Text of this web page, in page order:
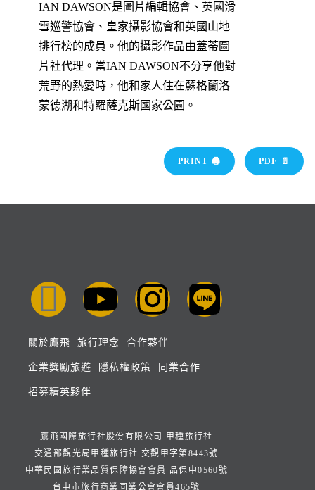
IAN DAWSON是圖片編輯協會、英國滑
雪巡警協會、皇家攝影協會和英國山地
排行榜的成員。他的攝影作品由蓋蒂圖
片社代理。當IAN DAWSON不分享他對
荒野的熱愛時，他和家人住在蘇格蘭洛
蒙德湖和特羅薩克斯國家公園。
PRINT 🖨 PDF 📄
關於鷹飛 旅行理念 合作夥伴
企業獎勵旅遊 隱私權政策 同業合作
招募精英夥伴
鷹飛國際旅行社股份有限公司 甲種旅行社
交通部觀光局甲種旅行社 交觀甲字第8443號
中華民國旅行業品質保障協會會員 品保中0560號
台中市旅行商業同業公會會員465號